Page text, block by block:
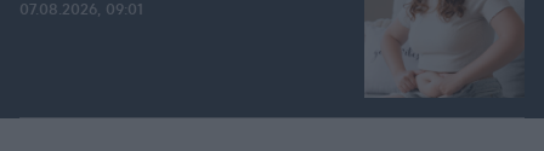
07.08.2026, 09:01